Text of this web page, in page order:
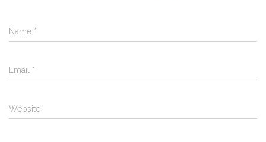
Name *
Email *
Website